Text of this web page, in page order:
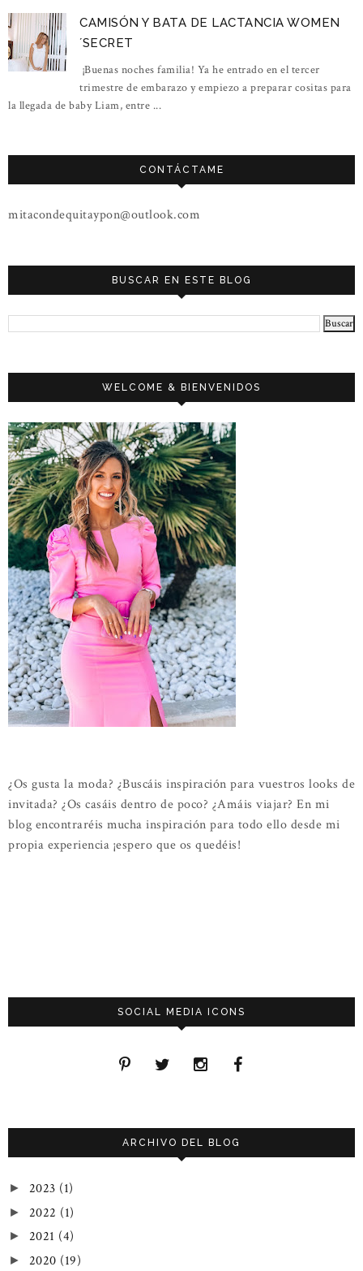
CAMISÓN Y BATA DE LACTANCIA WOMEN
´SECRET
¡Buenas noches familia! Ya he entrado en el tercer
trimestre de embarazo y empiezo a preparar cositas para
la llegada de baby Liam, entre ...
CONTÁCTAME
mitacondequitaypon@outlook.com
BUSCAR EN ESTE BLOG
WELCOME & BIENVENIDOS
¿Os gusta la moda? ¿Buscáis inspiración para vuestros looks de
invitada? ¿Os casáis dentro de poco? ¿Amáis viajar? En mi
blog encontraréis mucha inspiración para todo ello desde mi
propia experiencia ¡espero que os quedéis!
SOCIAL MEDIA ICONS
ARCHIVO DEL BLOG
► 2023 (1)
► 2022 (1)
► 2021 (4)
► 2020 (19)